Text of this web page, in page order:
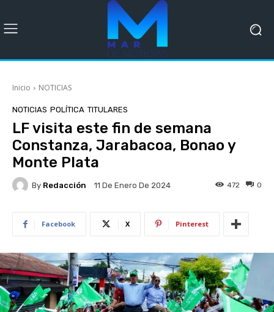
Inicio NOTICIAS
NOTICIAS POLÍTICA TITULARES
LF visita este fin de semana
Constanza, Jarabacoa, Bonao y
Monte Plata
By Redacción 11 De Enero De 2024 0
472
Facebook X Pinterest